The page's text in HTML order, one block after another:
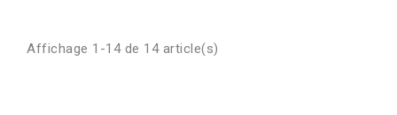
Affichage 1-14 de 14 article(s)